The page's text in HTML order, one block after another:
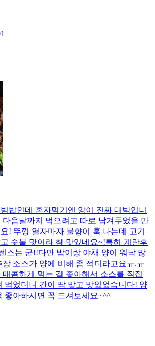
밥인데 혼자먹기엔 양이 진짜 대박입니
다음날까지 먹으려고 따로 남겨두었을 만
! 뚜껑 열자마자 불향이 훅 나는데 고기
숯불 맛이라 참 맛있네요~!특히 계란후
스는 굳!! ​다만 밥이랑 야채 양이 워낙 많
소스가 양에 비해 좀 적더라고요ㅠ.ㅠ
콤하게 먹는 걸 좋아해서 소스를 직접
먹었더니 간이 딱 맞고 맛있었습니다! 양
좋아하시면 꼭 드셔보세요~^^